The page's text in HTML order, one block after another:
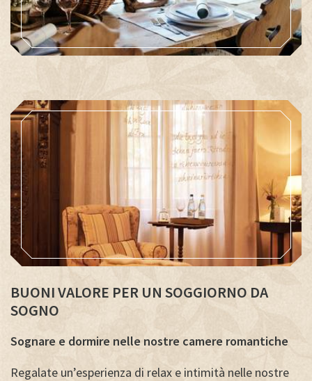
BUONI VALORE PER UN SOGGIORNO DA
SOGNO
Sognare e dormire nelle nostre camere romantiche
Regalate un’esperienza di relax e intimità nelle nostre